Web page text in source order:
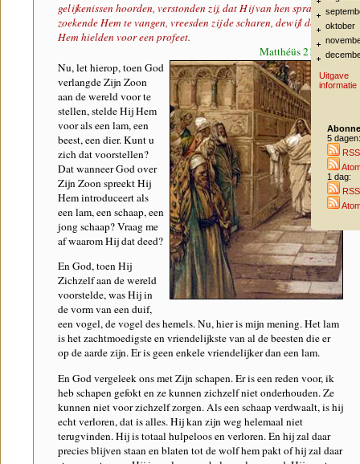
oktober
Uitgave
informatie
5 dagen:
RSS
1 dag:
RSS
gelijkenissen hoorden, verstonden zij, dat Hij van hen sprak. En
zoekende Hem te vangen, vreesden zij de scharen, dewijl deze
Hem hielden voor een profeet.
Matthéüs 21:42-46
Nu, let hierop, toen God
verlangde Zijn Zoon
aan de wereld voor te
stellen, stelde Hij Hem
voor als een lam, een
beest, een dier. Kunt u
zich dat voorstellen?
Dat wanneer God over
Zijn Zoon spreekt Hij
Hem introduceert als
een lam, een schaap, een
jong schaap? Vraag me
af waarom Hij dat deed?
En God, toen Hij
Zichzelf aan de wereld
voorstelde, was Hij in
de vorm van een duif,
een vogel, de vogel des hemels. Nu, hier is mijn mening. Het lam
is het zachtmoedigste en vriendelijkste van al de beesten die er
op de aarde zijn. Er is geen enkele vriendelijker dan een lam.
En God vergeleek ons met Zijn schapen. Er is een reden voor, ik
heb schapen gefokt en ze kunnen zichzelf niet onderhouden. Ze
kunnen niet voor zichzelf zorgen. Als een schaap verdwaalt, is hij
echt verloren, dat is alles. Hij kan zijn weg helemaal niet
terugvinden. Hij is totaal hulpeloos en verloren. En hij zal daar
precies blijven staan en blaten tot de wolf hem pakt of hij zal daar